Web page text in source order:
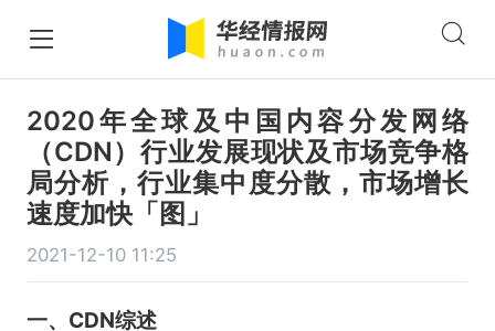
2020年全球及中国内容分发网络
（CDN）行业发展现状及市场竞争格
局分析，行业集中度分散，市场增长
速度加快「图」
2021-12-10 11:25
一、CDN综述